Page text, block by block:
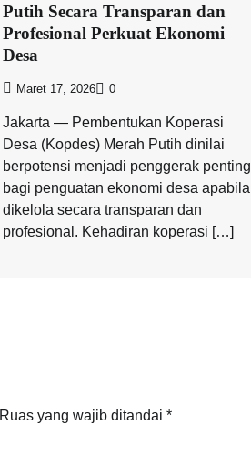
Putih Secara Transparan dan
Profesional Perkuat Ekonomi
Desa
Maret 17, 2026 0
Jakarta — Pembentukan Koperasi
Desa (Kopdes) Merah Putih dinilai
berpotensi menjadi penggerak penting
bagi penguatan ekonomi desa apabila
dikelola secara transparan dan
profesional. Kehadiran koperasi […]
Ruas yang wajib ditandai *